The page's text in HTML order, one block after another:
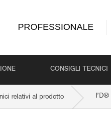
PROFESSIONALE
CONSIGLI TECNICI
relativi al prodotto I’D®